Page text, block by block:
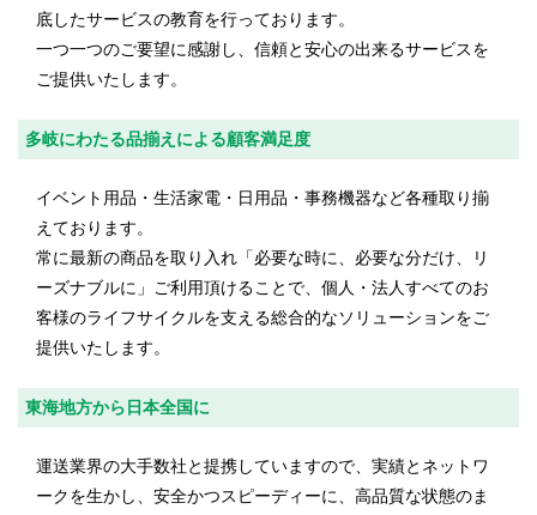
底したサービスの教育を行っております。
一つ一つのご要望に感謝し、信頼と安心の出来るサービスを
ご提供いたします。
多岐にわたる品揃えによる顧客満足度
イベント用品・生活家電・日用品・事務機器など各種取り揃
えております。
常に最新の商品を取り入れ「必要な時に、必要な分だけ、リ
ーズナブルに」ご利用頂けることで、個人・法人すべてのお
客様のライフサイクルを支える総合的なソリューションをご
提供いたします。
東海地方から日本全国に
運送業界の大手数社と提携していますので、実績とネットワ
ークを生かし、安全かつスピーディーに、高品質な状態のま